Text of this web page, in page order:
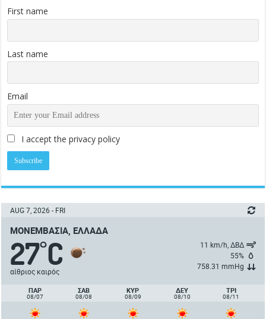
First name
Last name
Email
I accept the privacy policy
AUG 7, 2026 - FRI
ΜΟΝΕΜΒΑΣΙΆ, ΕΛΛΆΔΑ
27°C
αίθριος καιρός
11 km/h, ΔΒΔ
55%
758.31 mmHg
ΠΑΡ
08/07
ΣΑΒ
08/08
ΚΥΡ
08/09
ΔΕΥ
08/10
ΤΡΙ
08/11